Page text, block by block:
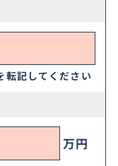
転記してください
万円